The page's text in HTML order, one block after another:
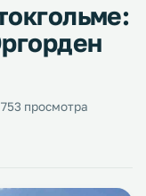
просмотра